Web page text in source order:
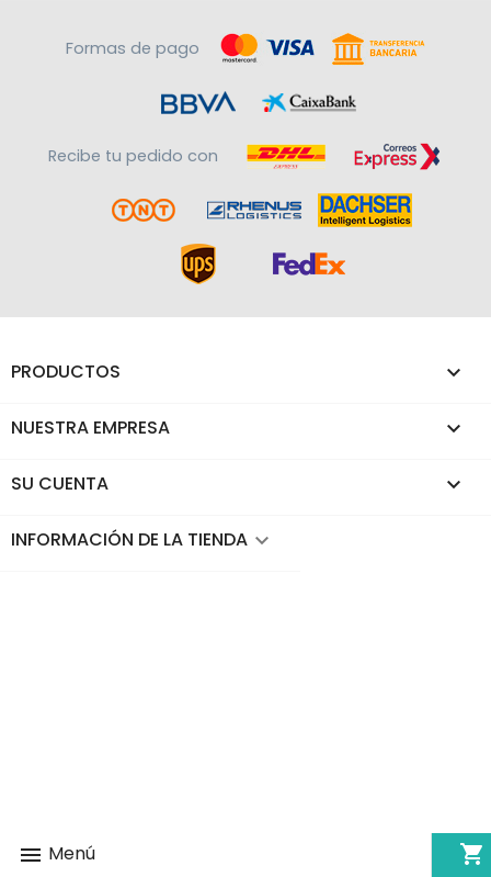
 Menú shopping_cart
Formas de pago
Recibe tu pedido con
PRODUCTOS 
NUESTRA EMPRESA 
SU CUENTA 
INFORMACIÓN DE LA TIENDA keyboard_arrow_down